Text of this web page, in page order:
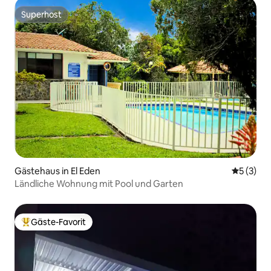
Superhost
Superhost
Gästehaus in El Eden
5 (3)
Ländliche Wohnung mit Pool und Garten
Beliebter Gäste-Favorit.
Gäste-Favorit